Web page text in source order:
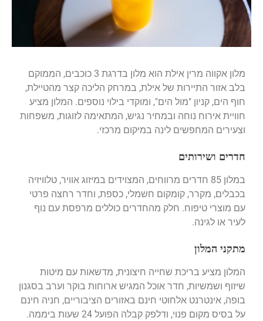
מלון אקווה מרין אילת הוא מלון בדרגת 3 כוכבים, הממוקם
בלב אזור התיירות של אילת, במרחק הליכה קצר מהטיילת,
חוף הים, קניון "מול הים", ומוקדי בילוי נוספים. המלון מציע
חוויית אירוח נוחה ובמחיר נגיש, המתאימה לזוגות, משפחות
וצעירים המחפשים לינה במיקום מרכזי.
חדרים ושירותים
במלון 85 חדרים מרווחים, המצוידים במיזוג אוויר, טלוויזיה
בכבלים, מקרר, קומקום חשמלי, כספת, וחדר רחצה פרטי
עם מוצרי טיפוח. חלק מהחדרים כוללים מרפסת עם נוף
לעיר או לגינה.
מתקני המלון
המלון מציע בריכת שחייה חיצונית, מדשאות עם מיטות
שיזוף ושמשיות, חדר אוכל המגיש ארוחות בוקר וערב בסגנון
בופה, אינטרנט אלחוטי חינם באזורים הציבוריים, חניה חינם
על בסיס מקום פנוי, ודלפק קבלה הפועל 24 שעות ביממה.